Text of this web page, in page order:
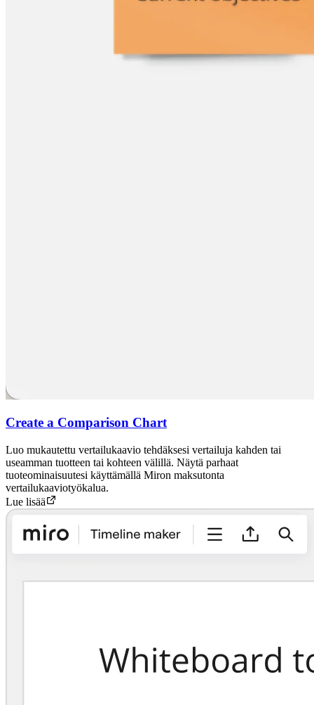
Create a Comparison Chart
Luo mukautettu vertailukaavio tehdäksesi vertailuja kahden tai
useamman tuotteen tai kohteen välillä. Näytä parhaat
tuoteominaisuutesi käyttämällä Miron maksutonta
vertailukaaviotyökalua.
Lue lisää